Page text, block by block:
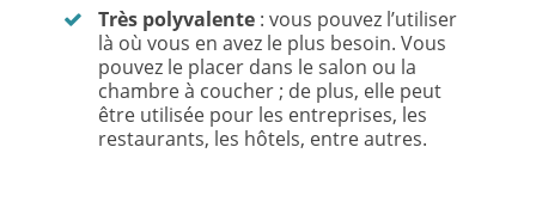
Très polyvalente : vous pouvez l’utiliser
là où vous en avez le plus besoin. Vous
pouvez le placer dans le salon ou la
chambre à coucher ; de plus, elle peut
être utilisée pour les entreprises, les
restaurants, les hôtels, entre autres.